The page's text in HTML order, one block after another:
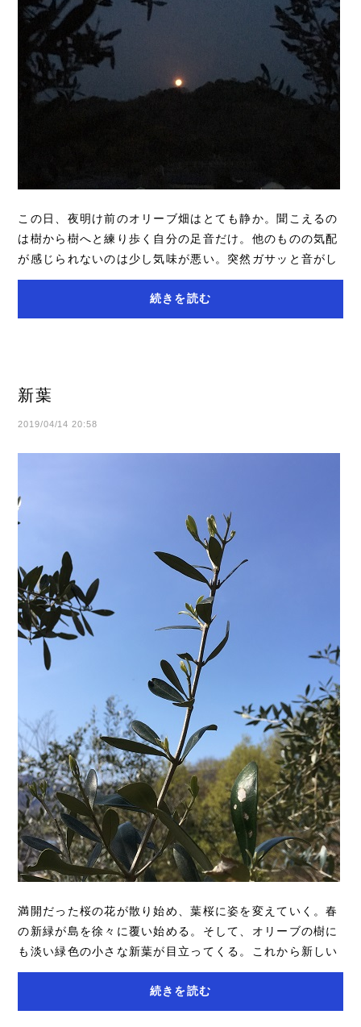
この日、夜明け前のオリーブ畑はとても静か。聞こえるの
は樹から樹へと練り歩く自分の足音だけ。他のものの気配
が感じられないのは少し気味が悪い。突然ガサッと音がし
て体が一瞬固まり、光る眼が野良猫だとわか...
続きを読む
新葉
2019/04/14 20:58
満開だった桜の花が散り始め、葉桜に姿を変えていく。春
の新緑が島を徐々に覆い始める。そして、オリーブの樹に
も淡い緑色の小さな新葉が目立ってくる。これから新しい
枝葉を伸ばすことに樹の力が注がれる。冬か...
続きを読む